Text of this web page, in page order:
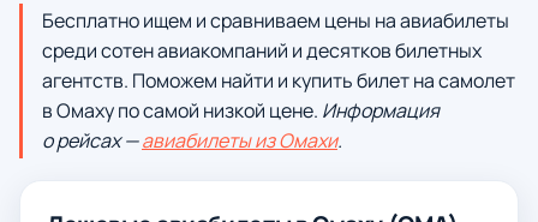
Бесплатно ищем и сравниваем цены на авиабилеты
среди сотен авиакомпаний и десятков билетных
агентств. Поможем найти и купить билет на самолет
в Омаху по самой низкой цене. Информация
о рейсах —авиабилеты из Омахи.